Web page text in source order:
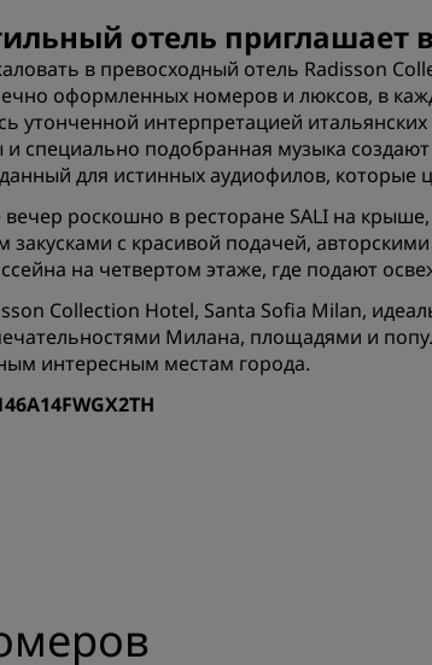
отель приглашает
в превосходный отель Radisson
оформленных номеров и люксов, в
утонченной интерпретацией
специально подобранная музыка
для истинных аудиофилов, которые
роскошно в ресторане SALI на
с красивой подачей,
на четвертом этаже, где подают
Collection Hotel, Santa Sofia Milan,
Милана, площадями и
интересным местам города.